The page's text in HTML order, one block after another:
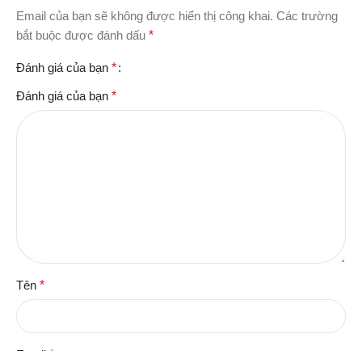
Email của bạn sẽ không được hiển thị công khai. Các trường
bắt buộc được đánh dấu *
Đánh giá của bạn *
Đánh giá của bạn *
Tên *